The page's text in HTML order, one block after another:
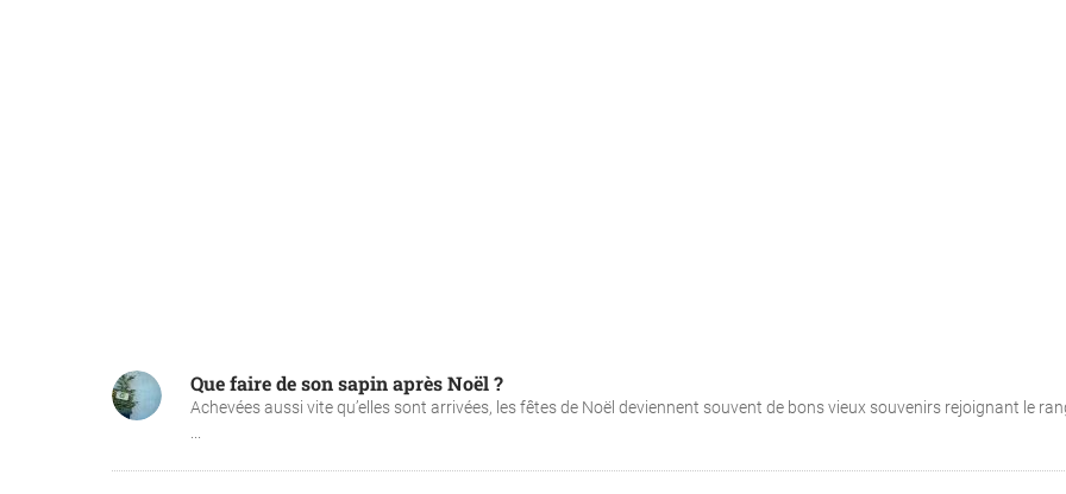
Que faire de son sapin après Noël ?
Achevées aussi vite qu’elles sont arrivées, les fêtes de Noël deviennent souvent de bons vieux souvenirs rejoignant le